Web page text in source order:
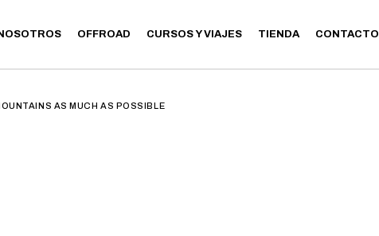
OFFROAD
CLASES
CURSOS Y VIAJES TIENDA CONTACTO
CLASES
AS MUCH AS POSSIBLE